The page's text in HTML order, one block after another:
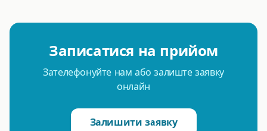
Записатися на прийом
Зателефонуйте нам або залиште заявку
онлайн
Залишити заявку